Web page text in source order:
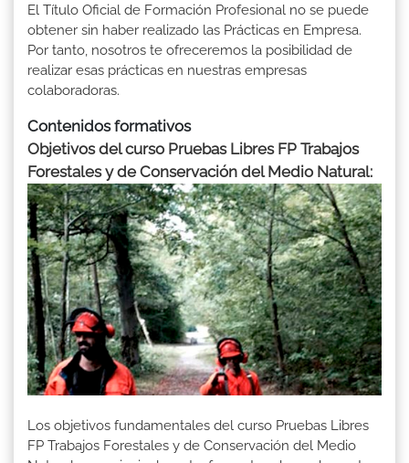
El Título Oficial de Formación Profesional no se puede
obtener sin haber realizado las Prácticas en Empresa.
Por tanto, nosotros te ofreceremos la posibilidad de
realizar esas prácticas en nuestras empresas
colaboradoras.
Contenidos formativos
Objetivos del curso Pruebas Libres FP Trabajos
Forestales y de Conservación del Medio Natural:
Los objetivos fundamentales del curso Pruebas Libres
FP Trabajos Forestales y de Conservación del Medio